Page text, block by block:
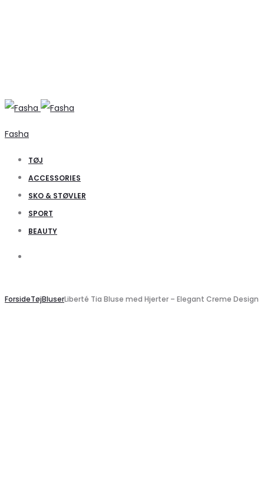
Fasha
TØJ
ACCESSORIES
SKO & STØVLER
SPORT
BEAUTY
ForsideTøjBluserLiberté Tia Bluse med Hjerter – Elegant Creme Design